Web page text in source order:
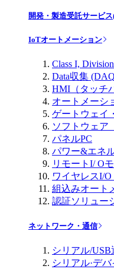
開発・製造受託サービス
IoTオートメーション
Class I,
Data収集
HMI（タッチ
オートメーシ
ゲートウェイ
ソフトウェア
パネルPC
パワー&エネ
リモートI/ O
ワイヤレスI/
組込みオート
認証ソリュー
ネットワーク・通信
シリアル/USB
シリアル·デ